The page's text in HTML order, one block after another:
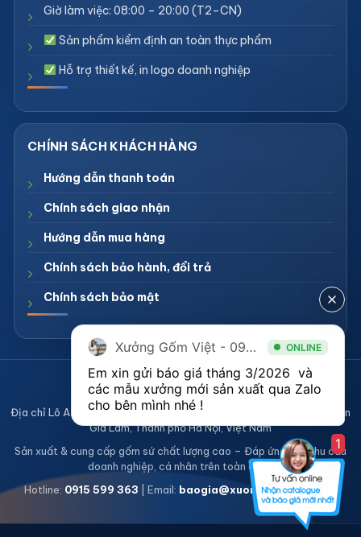
Giờ làm việc: 08:00 – 20:00 (T2–CN)
Sản phẩm kiểm định an toàn thực phẩm
Hỗ trợ thiết kế, in logo doanh nghiệp
Hướng dẫn thanh toán
Chính sách giao nhận
Hướng dẫn mua hàng
Chính sách bảo hành, đổi trả
Chính sách bảo mật
CÔNG TY TNHH XƯỞNG GỐM VIỆT
Mã số thuế 0108836921
Địa chỉ Lô A2, Khu sản xuất làng nghề Bát Tràng, Xã Bát Tràng, Huyện
Gia Lâm, Thành phố Hà Nội, Việt Nam
Sản xuất & cung cấp gốm sứ chất lượng cao – Đáp ứng mọi nhu cầu
doanh nghiệp, cá nhân trên toàn quốc
Hotline: 0915 599 363 | Email: baogia@xuonggomviet.com
Xưởng Gốm Việt - 094.1900.823 ONLINE
Em xin gửi báo giá tháng 3/2026  và
các mẫu xưởng mới sản xuất qua Zalo
cho bên mình nhé !
1